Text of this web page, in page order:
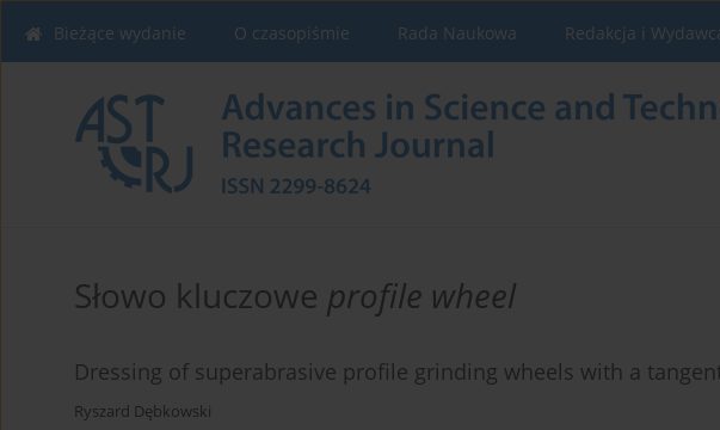
Bieżące wydanie O czasopiśmie Rada Naukowa Redakcja i
Słowo kluczowe profile wheel
Dressing of superabrasive profile grinding wheels with a
Ryszard Dębkowski